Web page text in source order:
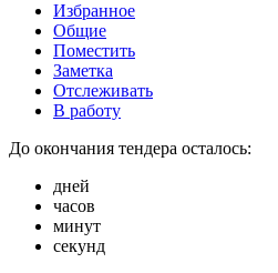
Избранное
Общие
Поместить
Заметка
Отслеживать
В работу
До окончания тендера осталось:
дней
часов
минут
секунд